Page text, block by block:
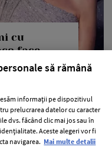
cu
face
motivul
Charlene de
inedit.
să rămână
informații pe dispozitivul
prelucrarea datelor cu caracter
dvs. făcând clic mai jos sau în
Aceste alegeri vor fi
navigarea. Mai multe detalii